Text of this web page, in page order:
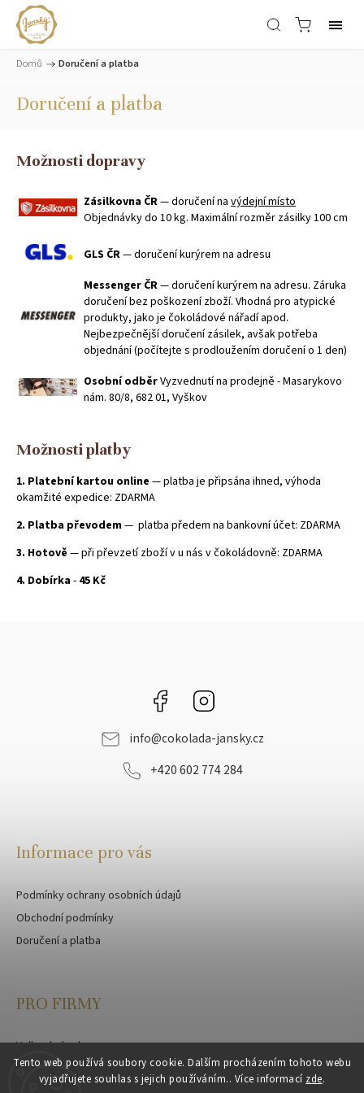
Tento web používá soubory cookie. Dalším procházením tohoto webu
vyjadřujete souhlas s jejich používáním.. Více informací zde.
Domů / Doručení a platba
Doručení a platba
Možnosti dopravy
Zásilkovna ČR— doručení na výdejní místo
Objednávky do 10 kg. Maximální rozměr zásilky 100 cm.
GLS ČR— doručení kurýrem na adresu
Messenger ČR— doručení kurýrem na adresu. Záruka
doručení bez poškození zboží. Vhodná pro atypické
produkty, jako je čokoládové nářadí apod.
Nejbezpečnější doručení zásilek, avšak potřeba
objednání (počítejte s prodloužením doručení o 1 den)
Osobní odběrVyzvednutí na prodejně - Masarykovo
nám. 80/8, 682 01, Vyškov
Možnosti platby
1. Platební kartou online — platba je připsána ihned, výhoda
okamžité expedice: ZDARMA
2. Platba převodem— platba předem na bankovní účet: ZDARMA
3. Hotově — při převzetí zboží v u nás v čokoládovně: ZDARMA
4. Dobírka- 45 Kč
Facebook
info@cokolada-jansky.cz
+420 602 774 284
Informace pro vás
Podmínky ochrany osobních údajů
Obchodní podmínky
Doručení a platba
PRO FIRMY
Velkoobchod
Zakázková výroba